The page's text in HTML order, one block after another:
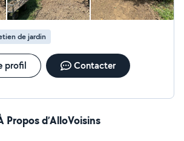
de jardin
profil Contacter
Propos d’AlloVoisins